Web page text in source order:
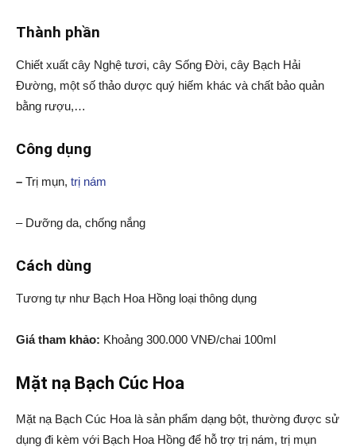
Thành phần
Chiết xuất cây Nghệ tươi, cây Sống Đời, cây Bạch Hải
Đường, một số thảo dược quý hiếm khác và chất bảo quản
bằng rượu,…
Công dụng
– Trị mụn, trị nám
– Dưỡng da, chống nắng
Cách dùng
Tương tự như Bạch Hoa Hồng loại thông dụng
Giá tham khảo: Khoảng 300.000 VNĐ/chai 100ml
Mặt nạ Bạch Cúc Hoa
Mặt nạ Bạch Cúc Hoa là sản phẩm dạng bột, thường được sử
dụng đi kèm với Bạch Hoa Hồng để hỗ trợ trị nám, trị mụn